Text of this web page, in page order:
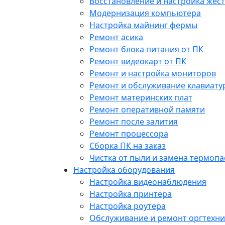
Модернизация компьютера
Настройка майнинг фермы
Ремонт асика
Ремонт блока питания от ПК
Ремонт видеокарт от ПК
Ремонт и настройка мониторов
Ремонт и обслуживание
Ремонт материнских плат
Ремонт оперативной памяти
Ремонт после залития
Ремонт процессора
Сборка ПК на заказ
Чистка от пыли и замена
Настройка оборудования
Настройка видеонаблюдения
Настройка принтера
Настройка роутера
Обслуживание и ремонт